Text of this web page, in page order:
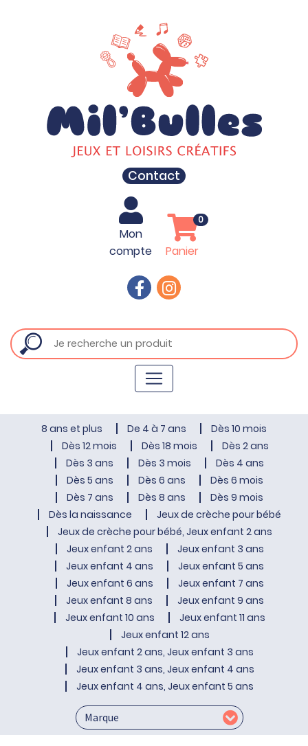
Contact
Mon
compte
Panier
0
8 ans et plus De 4 à 7 ans
Dès 10 mois
Dès 12 mois
Dès 18 mois
Dès 2 ans
Dès 3 ans
Dès 3 mois
Dès 4 ans
Dès 5 ans
Dès 6 ans
Dès 6 mois
Dès 7 ans
Dès 8 ans
Dès 9 mois
Dès la naissance
Jeux de crèche pour bébé
Jeux de crèche pour bébé, Jeux enfant 2 ans
Jeux enfant 2 ans
Jeux enfant 3 ans
Jeux enfant 4 ans
Jeux enfant 5 ans
Jeux enfant 6 ans
Jeux enfant 7 ans
Jeux enfant 8 ans
Jeux enfant 9 ans
Jeux enfant 10 ans
Jeux enfant 11 ans
Jeux enfant 12 ans
Jeux enfant 2 ans, Jeux enfant 3 ans
Jeux enfant 3 ans, Jeux enfant 4 ans
Jeux enfant 4 ans, Jeux enfant 5 ans